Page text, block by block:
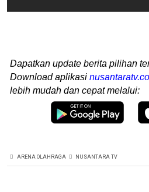
Dapatkan update berita pilihan
Download aplikasi
lebih mudah dan cepat melalui:
ARENA OLAHRAGA NUSANTARA TV